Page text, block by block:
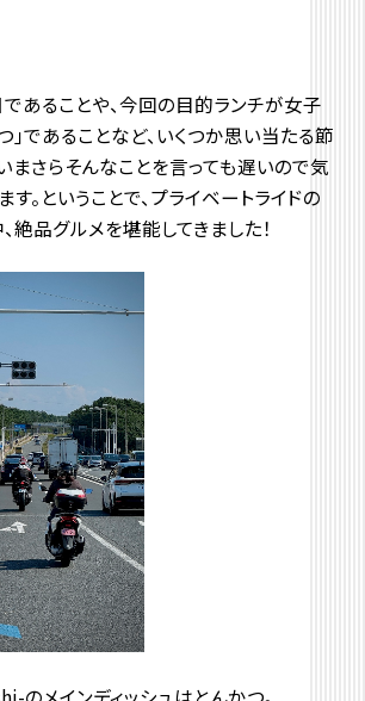
あることや、今回の目的ランチが女子
」であることなど、いくつか思い当たる節
まさらそんなことを言っても遅いので気
す。ということで、プライベートライドの
絶品グルメを堪能してきました！
のメインディッシュはとんかつ。